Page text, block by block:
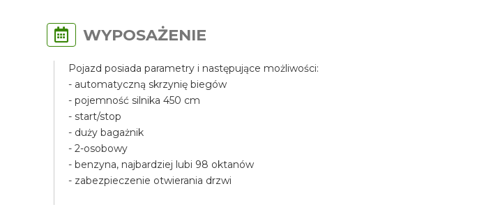
WYPOSAŻENIE
Pojazd posiada parametry i następujące możliwości:
- automatyczną skrzynię biegów
- pojemność silnika 450 cm
- start/stop
- duży bagażnik
- 2-osobowy
- benzyna, najbardziej lubi 98 oktanów
- zabezpieczenie otwierania drzwi